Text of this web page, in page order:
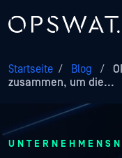
Startseite / Blog /
zusammen, um die...